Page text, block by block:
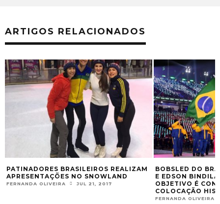
ARTIGOS RELACIONADOS
PATINADORES BRASILEIROS REALIZAM
APRESENTAÇÕES NO SNOWLAND
FERNANDA OLIVEIRA JUL 21, 2017
BOBSLED DO
E EDSON
OBJETIVO É
COLOCAÇÃO
FERNANDA OLIVEIRA